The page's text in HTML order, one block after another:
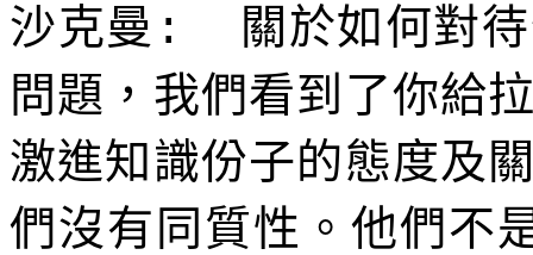
沙克曼 :
關於如何對
問題，我們看到了你給
激進知識份子的態度及
們沒有同質性。他們不